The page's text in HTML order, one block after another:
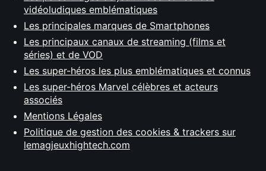
vidéoludiques emblématiques
Les principales marques de Smartphones
Les principaux canaux de streaming (films et
séries) et de VOD
Les super-héros les plus emblématiques et connus
Les super-héros Marvel célèbres et acteurs
associés
Mentions Légales
Politique de gestion des cookies & trackers sur
lemagjeuxhightech.com